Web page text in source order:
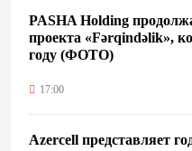
PASHA Holding
проекта «Fərqindəlik»,
году (ФОТО)
17:00
Azercell представляет